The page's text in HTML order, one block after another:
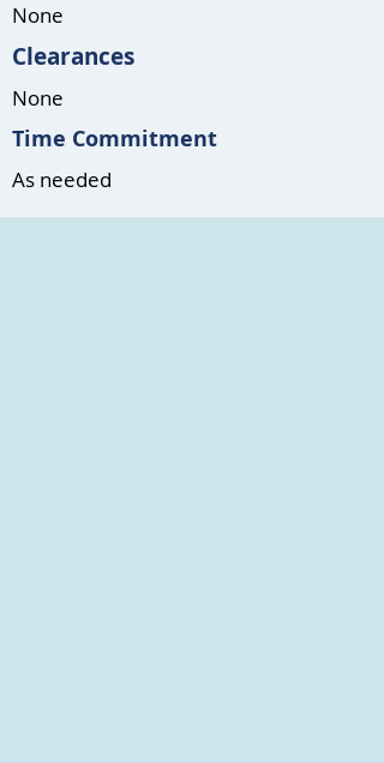
None
Clearances
None
Time Commitment
As needed